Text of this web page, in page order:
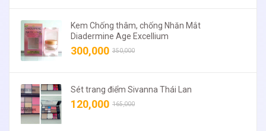
Kem Chống thâm, chống Nhăn Mắt
Diadermine Age Excellium
300,000 350,000
Sét trang điểm Sivanna Thái Lan
120,000 165,000